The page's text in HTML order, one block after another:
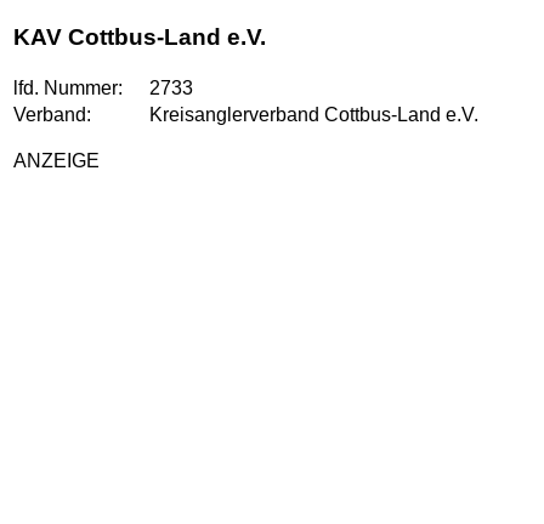
KAV Cottbus-Land e.V.
lfd. Nummer:
2733
Verband:
Kreisanglerverband Cottbus-Land e.V.
ANZEIGE